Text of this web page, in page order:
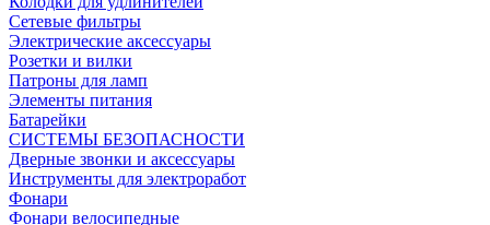
Сетевые фильтры
Электрические аксессуары
Розетки и вилки
Патроны для ламп
Элементы питания
Батарейки
СИСТЕМЫ БЕЗОПАСНОСТИ
Дверные звонки и аксессуары
Инструменты для электроработ
Фонари
Фонари велосипедные